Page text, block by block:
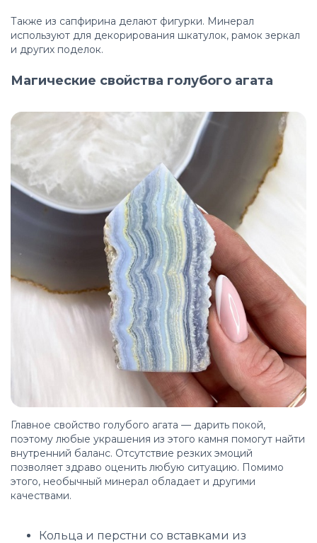
Также из сапфирина делают фигурки. Минерал
используют для декорирования шкатулок, рамок зеркал
и других поделок.
Магические свойства голубого агата
Главное свойство голубого агата — дарить покой,
поэтому любые украшения из этого камня помогут найти
внутренний баланс. Отсутствие резких эмоций
позволяет здраво оценить любую ситуацию. Помимо
этого, необычный минерал обладает и другими
качествами.
Кольца и перстни со вставками из